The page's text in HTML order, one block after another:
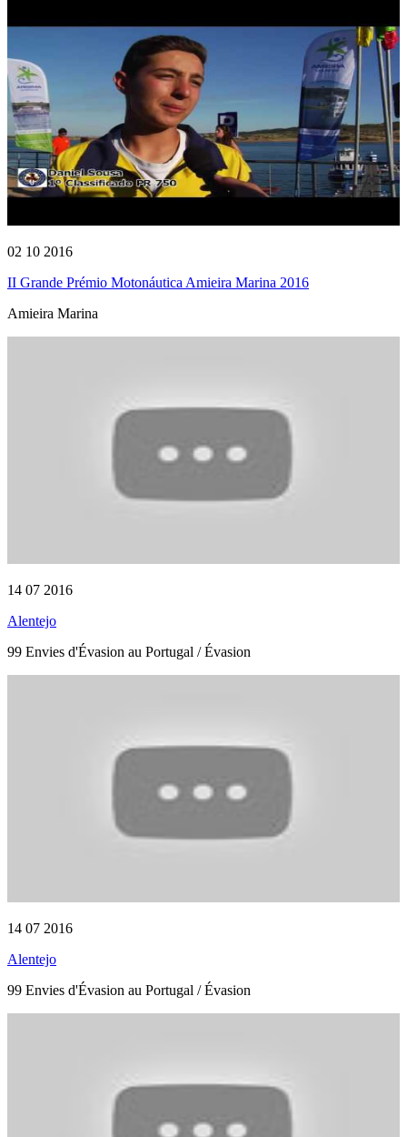
02 10 2016
II Grande Prémio Motonáutica Amieira Marina 2016
Amieira Marina
14 07 2016
Alentejo
99 Envies d'Évasion au Portugal / Évasion
14 07 2016
Alentejo
99 Envies d'Évasion au Portugal / Évasion